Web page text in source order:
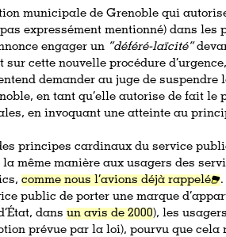
municipale de Grenoble qui
pas expressément mentionné)dans les
engager un “déféré-laïcité”
sur cette nouvelle procédure
demander au juge de
en tant qu’elle autorise de fait le
en invoquant une atteinte au
principes cardinaux du service
la même manière aux usagers des
comme nous l’avions déjà rappelé
public de porter une marque
dansun avis de 2000), les
prévue par la loi), pourvu que cela